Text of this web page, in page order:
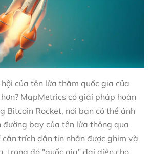
của tên lửa thăm quốc gia của
MapMetrics có giải pháp hoàn
Bitcoin Rocket, nơi bạn có thể ảnh
đường bay của tên lửa thông qua
cần trích dẫn tin nhắn được ghim và